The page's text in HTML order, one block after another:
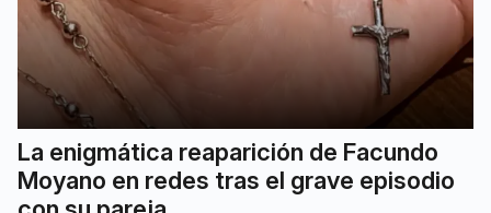
La enigmática reaparición de Facundo
Moyano en redes tras el grave episodio